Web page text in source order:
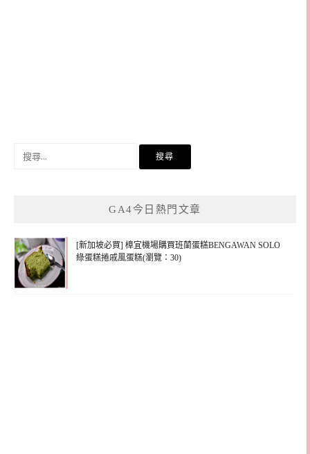
GA4今日熱門文章
[新加坡必買] 樟宜機場購買班蘭蛋糕BENGAWAN SOLO
綠蛋糕捲戚風蛋糕(瀏覽：30)